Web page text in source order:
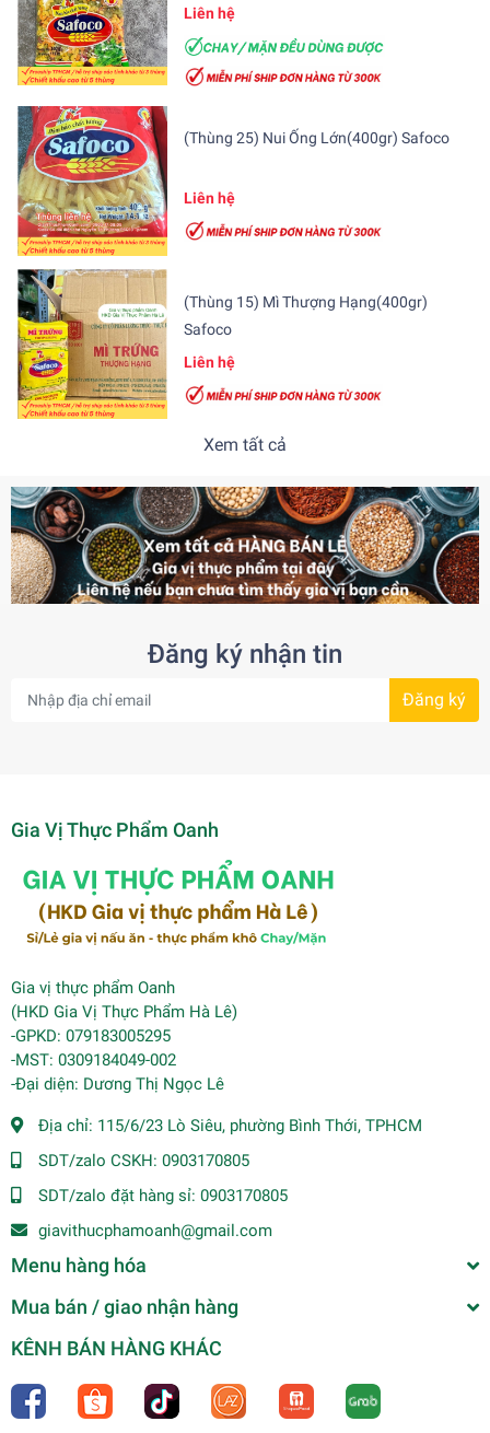
Liên hệ
(Thùng 25) Nui Ống Lớn(400gr) Safoco
Liên hệ
(Thùng 15) Mì Thượng Hạng(400gr)
Safoco
Liên hệ
Xem tất cả
Đăng ký nhận tin
Đăng ký
Gia Vị Thực Phẩm Oanh
Gia vị thực phẩm Oanh
(HKD Gia Vị Thực Phẩm Hà Lê)
-GPKD: 079183005295
-MST: 0309184049-002
-Đại diện: Dương Thị Ngọc Lê
Địa chỉ: 115/6/23 Lò Siêu, phường Bình Thới, TPHCM
SDT/zalo CSKH: 0903170805
SDT/zalo đặt hàng sỉ: 0903170805
giavithucphamoanh@gmail.com
Menu hàng hóa
Mua bán / giao nhận hàng
KÊNH BÁN HÀNG KHÁC